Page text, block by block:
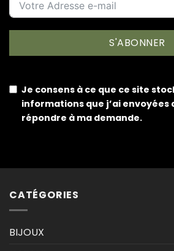
S'ABONNER
Je consens à ce que ce site
informations que j’ai envoyées
répondre à ma demande.
CATÉGORIES
BIJOUX